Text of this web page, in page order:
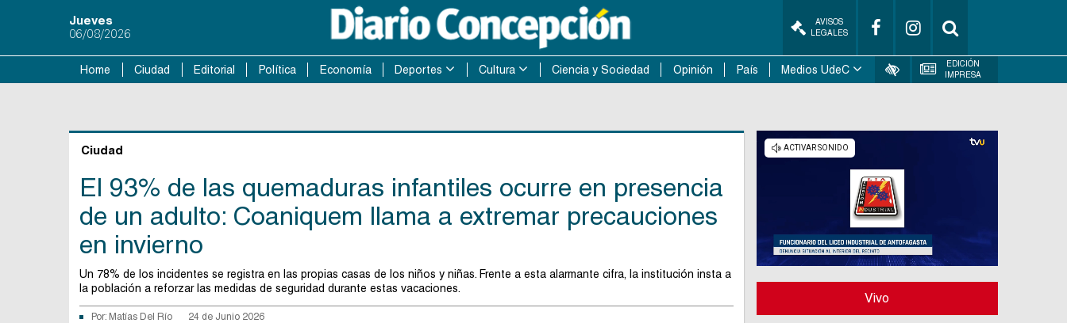
Jueves
06/08/2026
AVISOS
LEGALES
Home Ciudad Editorial Política Economía Deportes Cultura Ciencia y Sociedad Opinión País Medios UdeC
EDICIÓN
IMPRESA
Ciudad
El 93% de las quemaduras infantiles ocurre en presencia
de un adulto: Coaniquem llama a extremar precauciones
en invierno
Un 78% de los incidentes se registra en las propias casas de los niños y niñas. Frente a esta alarmante cifra, la institución insta a
la población a reforzar las medidas de seguridad durante estas vacaciones.
Por: Matías Del Río 24 de Junio 2026
Vivo